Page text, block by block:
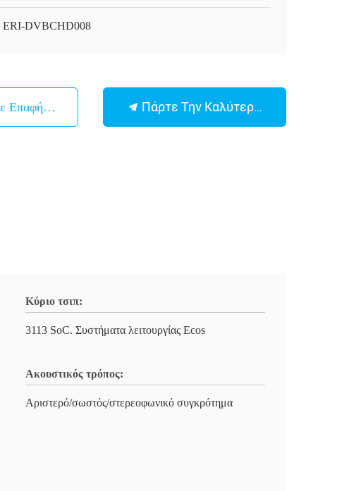
ERI-DVBCHD008
Επαφή Με Πάρτε Την Καλύτερη Τιμή
Κύριο τσιπ:
3113 SoC. Συστήματα λειτουργίας Ecos
Ακουστικός τρόπος:
Αριστερό/σωστός/στερεοφωνικό συγκρότημα